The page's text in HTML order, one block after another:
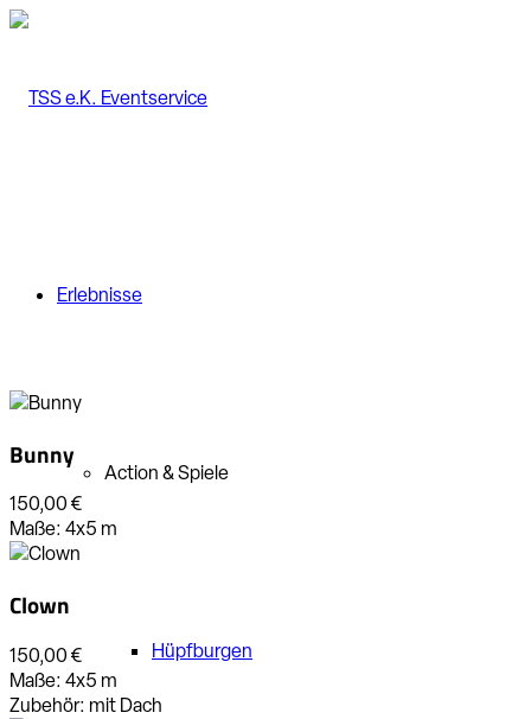
Erlebnisse
Action & Spiele
Hüpfburgen
Bunny
150,00 €
Maße: 4x5 m
Clown
150,00 €
Maße: 4x5 m
Zubehör: mit Dach